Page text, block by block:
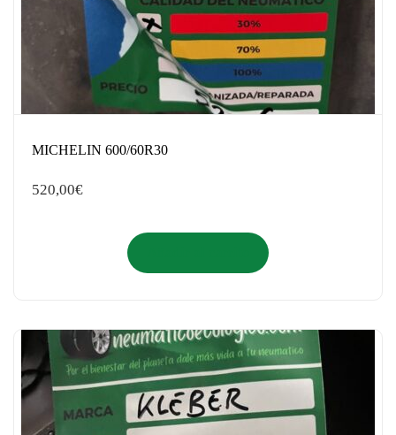
MICHELIN 600/60R30
520,00€